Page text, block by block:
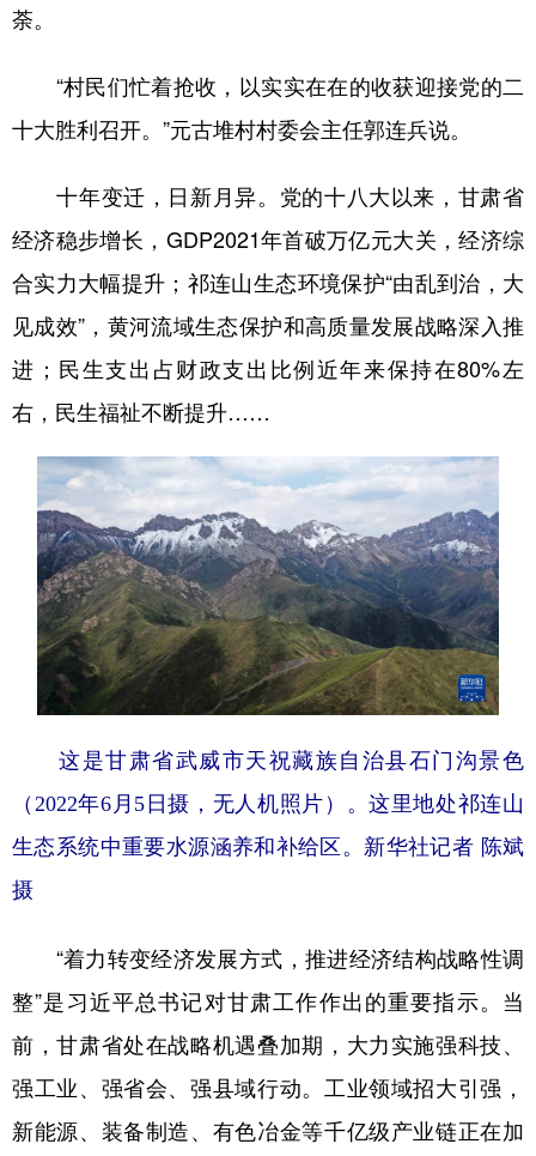
English Español Français عربى
Русский язык 日本語 한국어
Deutsch Português
荼。
“村民们忙着抢收，以实实在在的收获迎接党的二
十大胜利召开。”元古堆村村委会主任郭连兵说。
十年变迁，日新月异。党的十八大以来，甘肃省
经济稳步增长，GDP2021年首破万亿元大关，经济综
合实力大幅提升；祁连山生态环境保护“由乱到治，大
见成效”，黄河流域生态保护和高质量发展战略深入推
进；民生支出占财政支出比例近年来保持在80%左
右，民生福祉不断提升……
这是甘肃省武威市天祝藏族自治县石门沟景色
（2022年6月5日摄，无人机照片）。这里地处祁连山
生态系统中重要水源涵养和补给区。新华社记者 陈斌
摄
“着力转变经济发展方式，推进经济结构战略性调
整”是习近平总书记对甘肃工作作出的重要指示。当
前，甘肃省处在战略机遇叠加期，大力实施强科技、
强工业、强省会、强县域行动。工业领域招大引强，
新能源、装备制造、有色冶金等千亿级产业链正在加